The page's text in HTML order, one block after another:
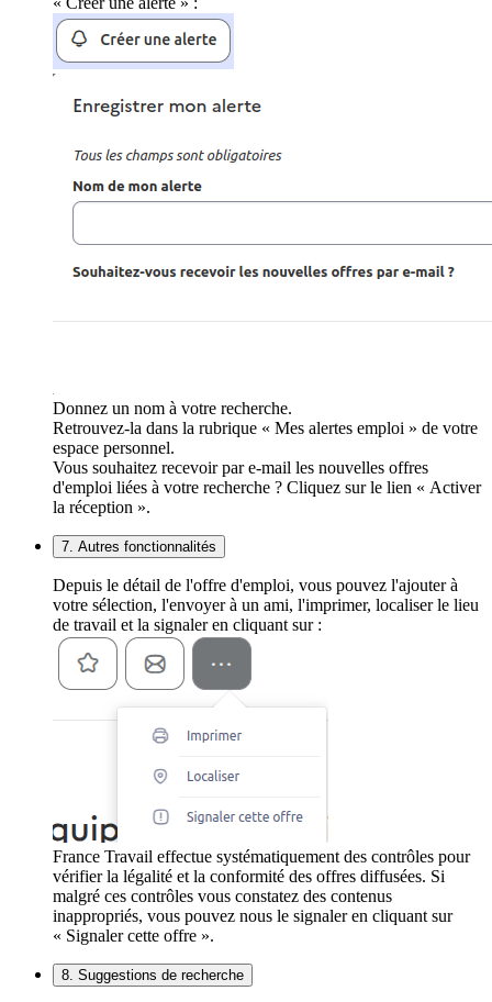
Donnez un nom à votre recherche.
Retrouvez-la dans la rubrique « Mes alertes emploi » de votre
espace personnel.
Vous souhaitez recevoir par e-mail les nouvelles offres
d'emploi liées à votre recherche ? Cliquez sur le lien « Activer
la réception ».
7. Autres fonctionnalités
Depuis le détail de l'offre d'emploi, vous pouvez l'ajouter à
votre sélection, l'envoyer à un ami, l'imprimer, localiser le lieu
de travail et la signaler en cliquant sur :
France Travail effectue systématiquement des contrôles pour
vérifier la légalité et la conformité des offres diffusées. Si
malgré ces contrôles vous constatez des contenus
inappropriés, vous pouvez nous le signaler en cliquant sur
« Signaler cette offre ».
8. Suggestions de recherche